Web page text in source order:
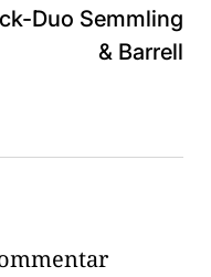
Duo Semmling
& Barrell